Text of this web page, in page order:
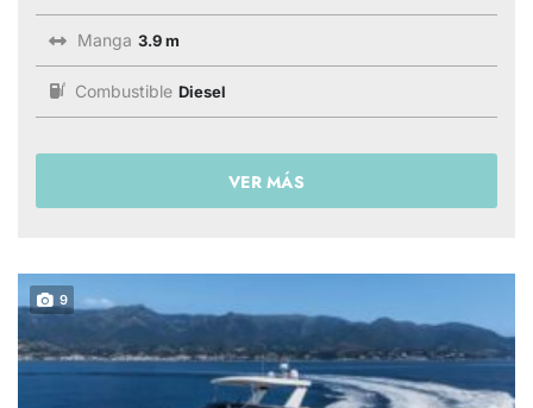
Manga 3.9 m
Combustible Diesel
VER MÁS
9